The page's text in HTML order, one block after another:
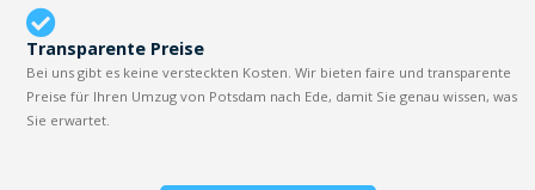
Transparente Preise
Bei uns gibt es keine versteckten Kosten. Wir bieten faire und transparente
Preise für Ihren Umzug von Potsdam nach Ede, damit Sie genau wissen, was
Sie erwartet.